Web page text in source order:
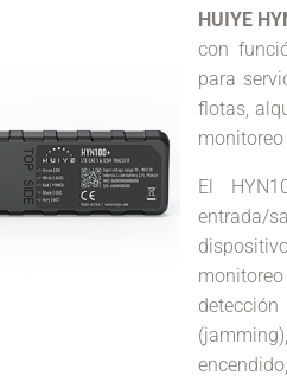
HUIYE
con
para
flotas,
El
entrada/